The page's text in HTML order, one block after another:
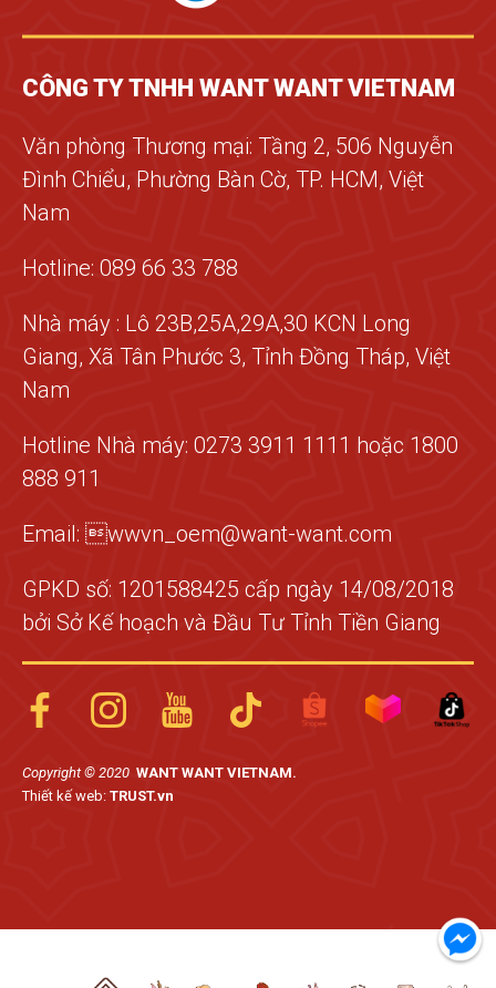
CÔNG TY TNHH WANT WANT VIETNAM
Văn phòng Thương mại: Tầng 2, 506 Nguyễn
Đình Chiểu, Phường Bàn Cờ, TP. HCM, Việt
Nam
Hotline: 089 66 33 788
Nhà máy : Lô 23B,25A,29A,30 KCN Long
Giang, Xã Tân Phước 3, Tỉnh Đồng Tháp, Việt
Nam
Hotline Nhà máy: 0273 3911 1111 hoặc 1800
888 911
Email: wwvn_oem@want-want.com
GPKD số: 1201588425 cấp ngày 14/08/2018
bởi Sở Kế hoạch và Đầu Tư Tỉnh Tiền Giang
Copyright © 2020 WANT WANT VIETNAM.
Thiết kế web: TRUST.vn